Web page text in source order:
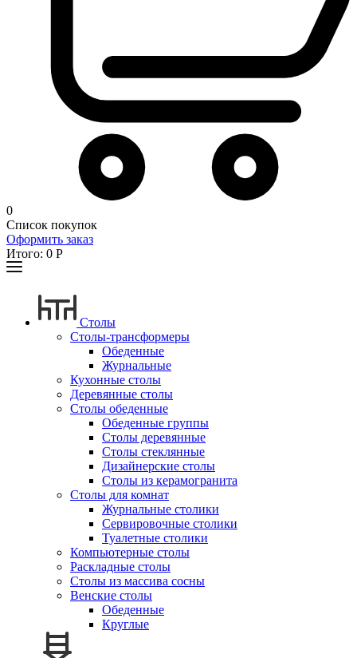
0
Список покупок
Оформить заказ
Итого: 0 Р
Столы
Столы-трансформеры
Обеденные
Журнальные
Кухонные столы
Деревянные столы
Столы обеденные
Обеденные группы
Столы деревянные
Столы стеклянные
Дизайнерские столы
Столы из керамогранита
Столы для комнат
Журнальные столики
Сервировочные столики
Туалетные столики
Компьютерные столы
Раскладные столы
Столы из массива сосны
Венские столы
Обеденные
Круглые